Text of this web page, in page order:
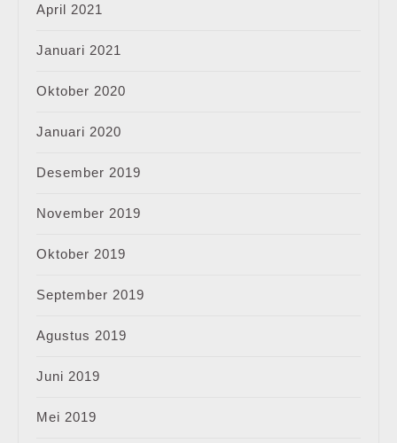
April 2021
Januari 2021
Oktober 2020
Januari 2020
Desember 2019
November 2019
Oktober 2019
September 2019
Agustus 2019
Juni 2019
Mei 2019